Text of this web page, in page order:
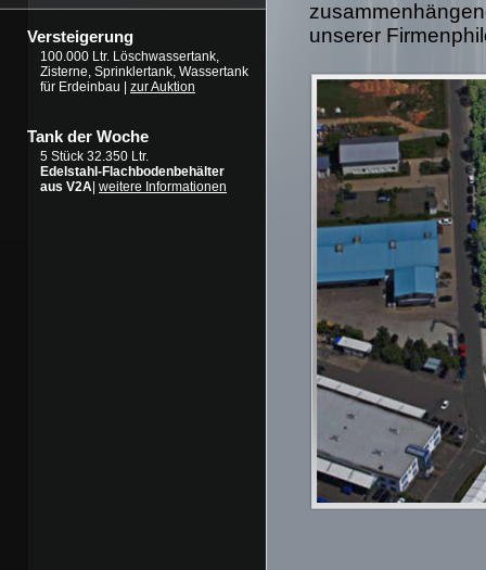
Versteigerung
100.000 Ltr. Löschwassertank,
Zisterne, Sprinklertank, Wassertank
für Erdeinbau | zur Auktion
Tank der Woche
5 Stück 32.350 Ltr.
Edelstahl-Flachbodenbehälter
aus V2A weitere Informationen
unserer